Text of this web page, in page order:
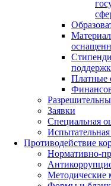
Платные
Заявки
Специальная
Противодействие
Нормативно-
Методические